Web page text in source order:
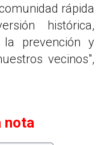
rápida
histórica,
la prevención y
vecinos",
nota